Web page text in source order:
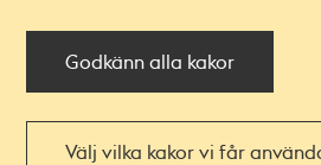
Godkänn alla kakor
Välj vilka kakor vi får